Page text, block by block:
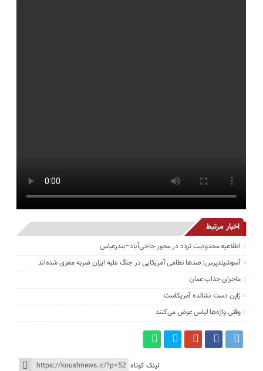
اخبار مرتبط
اطلاعیه محدودیت تردد در محور حاجی‌آباد–بندرعباس
آسوشیتدپرس: صدها نظامی آمریکایی در جنگ علیه ایران ضربه مغزی شده‌اند
ماجرای جذاب عمان
ژاپن دست نشانده آمریکاست
وقتی واژه‌ها لباس عوض می‌کنند
لینک کوتاه